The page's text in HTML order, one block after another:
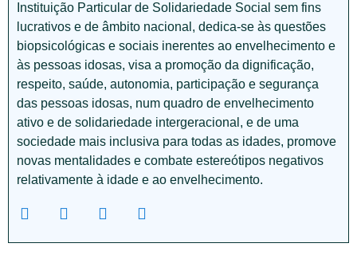
Instituição Particular de Solidariedade Social sem fins
lucrativos e de âmbito nacional, dedica-se às questões
biopsicológicas e sociais inerentes ao envelhecimento e
às pessoas idosas, visa a promoção da dignificação,
respeito, saúde, autonomia, participação e segurança
das pessoas idosas, num quadro de envelhecimento
ativo e de solidariedade intergeracional, e de uma
sociedade mais inclusiva para todas as idades, promove
novas mentalidades e combate estereótipos negativos
relativamente à idade e ao envelhecimento.